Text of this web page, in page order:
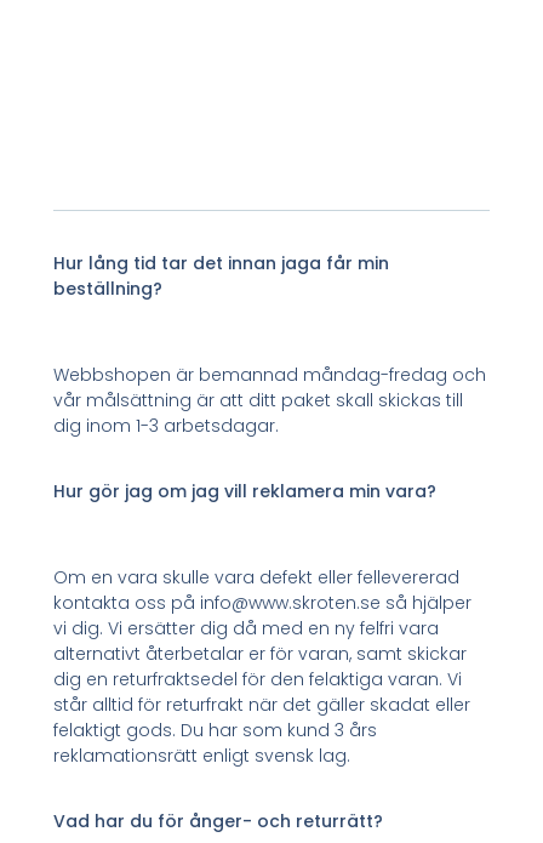
Hur lång tid tar det innan jaga får min
beställning?
Webbshopen är bemannad måndag-fredag och
vår målsättning är att ditt paket skall skickas till
dig inom 1-3 arbetsdagar.
Hur gör jag om jag vill reklamera min vara?
Om en vara skulle vara defekt eller fellevererad
kontakta oss på info@www.skroten.se så hjälper
vi dig. Vi ersätter dig då med en ny felfri vara
alternativt återbetalar er för varan, samt skickar
dig en returfraktsedel för den felaktiga varan. Vi
står alltid för returfrakt när det gäller skadat eller
felaktigt gods. Du har som kund 3 års
reklamationsrätt enligt svensk lag.
Vad har du för ånger- och returrätt?